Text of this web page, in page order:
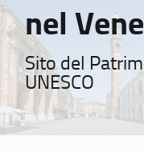
nel
Sito del
UNESCO